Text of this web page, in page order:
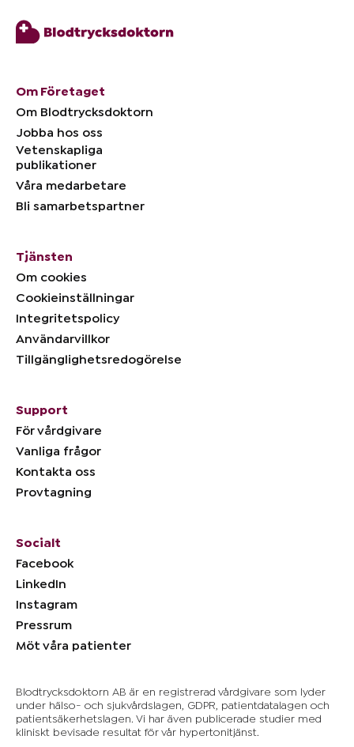
Om Företaget
Om Blodtrycksdoktorn
Jobba hos oss
Vetenskapliga
publikationer
Våra medarbetare
Bli samarbetspartner
Tjänsten
Om cookies
Cookieinställningar
Integritetspolicy
Användarvillkor
Tillgänglighetsredogörelse
Support
För vårdgivare
Vanliga frågor
Kontakta oss
Provtagning
Socialt
Facebook
LinkedIn
Instagram
Pressrum
Möt våra patienter
Blodtrycksdoktorn AB är en registrerad vårdgivare som lyder
under hälso- och sjukvårdslagen, GDPR, patientdatalagen och
patientsäkerhetslagen. Vi har även publicerade studier med
kliniskt bevisade resultat för vår hypertonitjänst.